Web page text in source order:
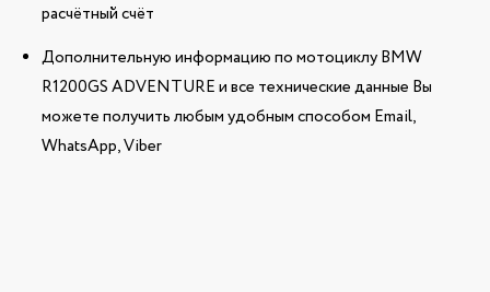
расчётный счёт
Дополнительную информацию по мотоциклу BMW
R1200GS ADVENTURE и все технические данные Вы
можете получить любым удобным способом Email,
WhatsApp, Viber